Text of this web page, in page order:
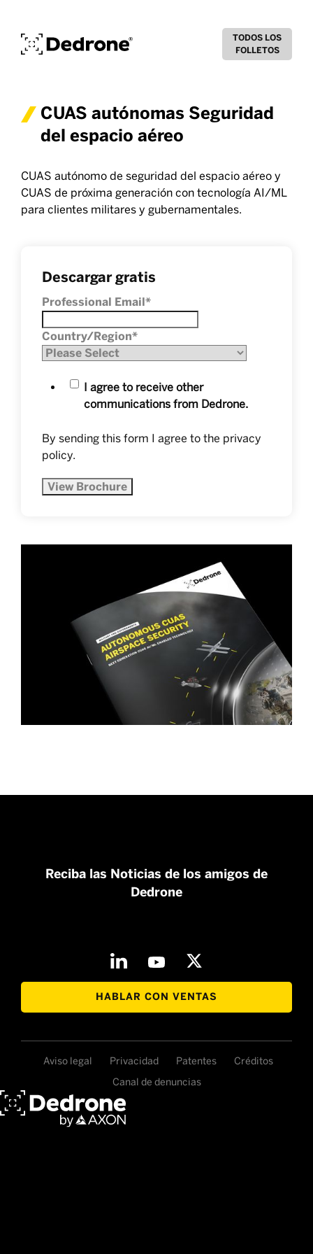
TODOS LOS
FOLLETOS
CUAS autónomas Seguridad
del espacio aéreo
CUAS autónomo de seguridad del espacio aéreo y
CUAS de próxima generación con tecnología AI/ML
para clientes militares y gubernamentales.
Descargar gratis
Professional Email*
Country/Region*
I agree to receive other
communications from Dedrone.
By sending this form I agree to the privacy
policy.
Reciba las Noticias de los amigos de
Dedrone
HABLAR CON VENTAS
Aviso legal Privacidad Patentes
Créditos
Canal de denuncias